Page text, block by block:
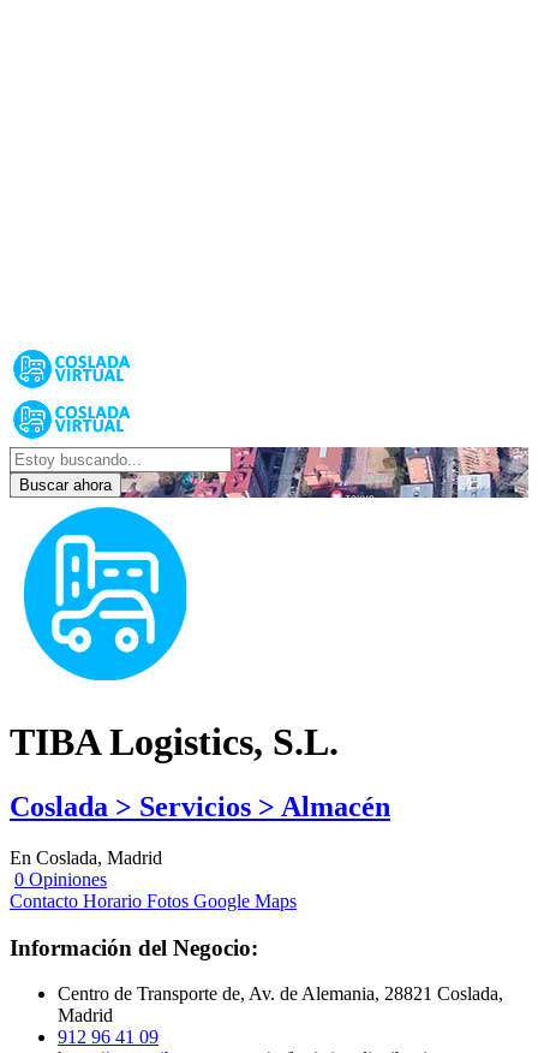
Buscar ahora
TIBA Logistics, S.L.
Coslada > Servicios > Almacén
En Coslada, Madrid
0 Opiniones
Contacto Horario Fotos Google Maps
Información del Negocio:
Centro de Transporte de, Av. de Alemania, 28821 Coslada,
Madrid
912 96 41 09